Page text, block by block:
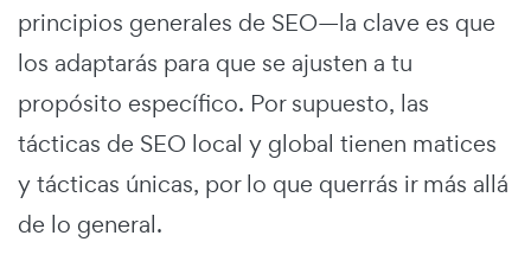
principios generales de SEO—la clave es que
los adaptarás para que se ajusten a tu
propósito específico. Por supuesto, las
tácticas de SEO local y global tienen matices
y tácticas únicas, por lo que querrás ir más allá
de lo general.